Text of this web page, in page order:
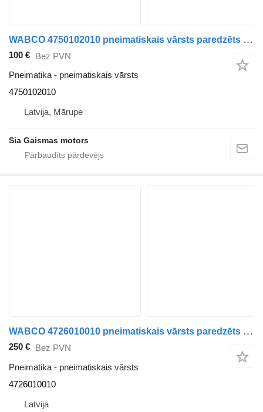
WABCO 4750102010 pneimatiskais vārsts paredzēts autobusa
100 € Bez PVN
Pneimatika - pneimatiskais vārsts
4750102010
Latvija, Mārupe
Sia Gaismas motors
WABCO 4726010010 pneimatiskais vārsts paredzēts autobusa
250 € Bez PVN
Pneimatika - pneimatiskais vārsts
4726010010
Latvija